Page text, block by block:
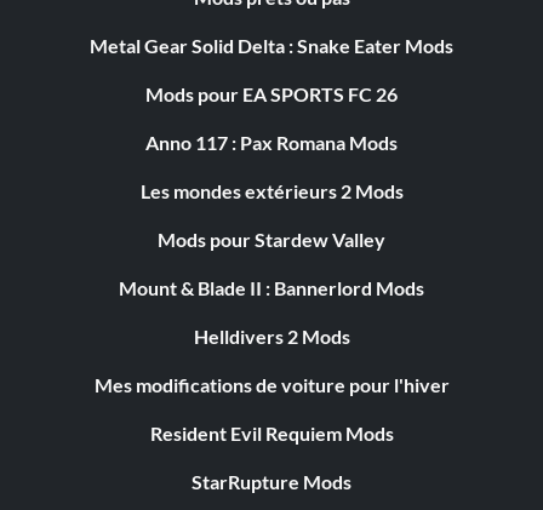
Metal Gear Solid Delta : Snake Eater Mods
Mods pour EA SPORTS FC 26
Anno 117 : Pax Romana Mods
Les mondes extérieurs 2 Mods
Mods pour Stardew Valley
Mount & Blade II : Bannerlord Mods
Helldivers 2 Mods
Mes modifications de voiture pour l'hiver
Resident Evil Requiem Mods
StarRupture Mods